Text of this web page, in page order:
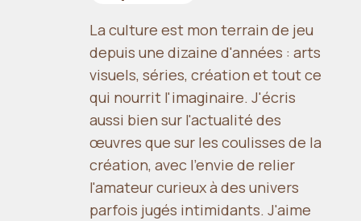
La culture est mon terrain de jeu
depuis une dizaine d'années : arts
visuels, séries, création et tout ce
qui nourrit l'imaginaire. J'écris
aussi bien sur l'actualité des
œuvres que sur les coulisses de la
création, avec l'envie de relier
l'amateur curieux à des univers
parfois jugés intimidants. J'aime